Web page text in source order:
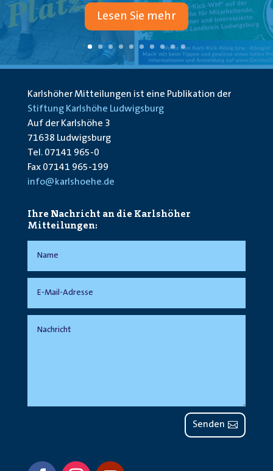
Lesen Sie mehr
Karlshöher Mitteilungen ist eine Publikation der
Stiftung Karlshöhe Ludwigsburg
Auf der Karlshöhe 3
71638 Ludwigsburg
Tel. 07141 965-0
Fax 07141 965-199
info@karlshoehe.de
Ihre Nachricht an die Karlshöher
Mitteilungen:
Senden